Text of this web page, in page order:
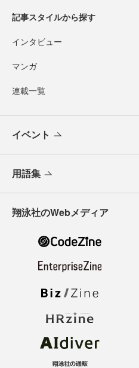
記事スタイルから探す
インタビュー
マンガ
連載一覧
イベント
用語集
翔泳社のWebメディア